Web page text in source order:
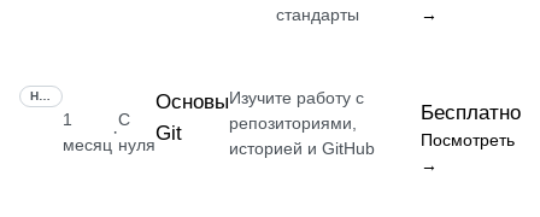
стандарты
→
1
месяц
·
С
нуля
Основы
Git
Изучите работу с
репозиториями,
историей и GitHub
Бесплатно
Посмотреть
→